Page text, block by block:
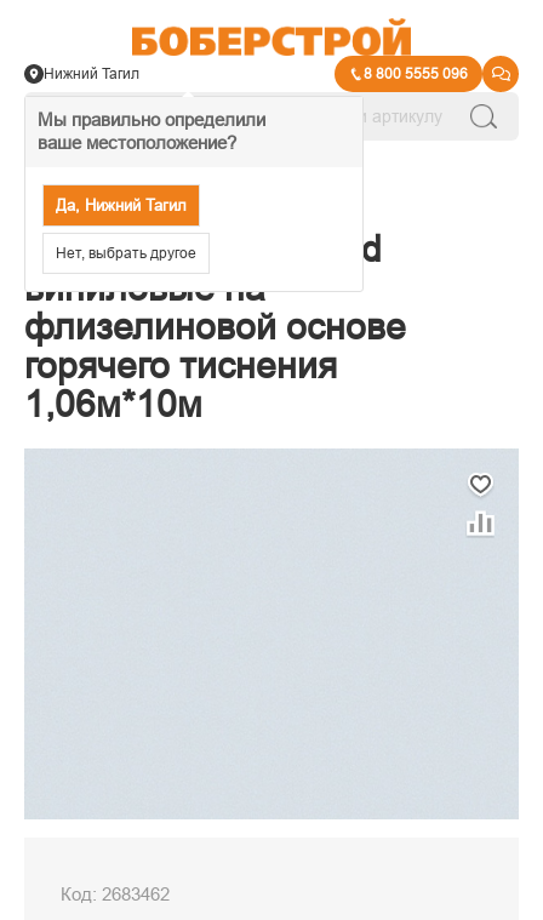
Мы правильно определили
ваше местоположение?
Да, Нижний Тагил
Нет, выбрать другое
Нижний Тагил 8 800 5555 096
Обои Erismann Trend
виниловые на
флизелиновой основе
горячего тиснения
1,06м*10м
Код: 2683462